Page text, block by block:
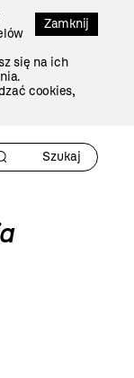
Zamknij
się na ich
cookies,